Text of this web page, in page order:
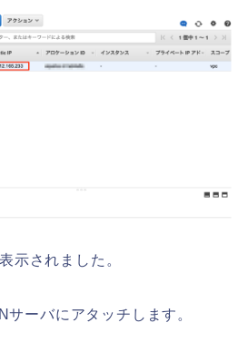
示されました。
ーバにアタッチします。